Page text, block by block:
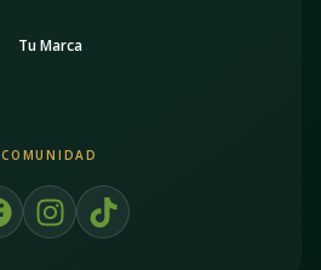
Tu Marca
COMUNIDAD
I
n
T
i